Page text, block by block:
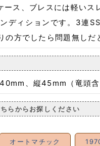
ス、ブレスには軽いス
ディションです。3連
方でしたら問題無しだ
、縦45mm（竜頭含
らからお探しください
オートマチック